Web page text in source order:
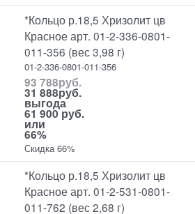
*Кольцо р.18,5 Хризолит цв
Красное арт. 01-2-336-0801-
011-356 (вес 3,98 г)
01-2-336-0801-011-356
93 788руб.
31 888руб.
выгода
61 900 руб.
или
66%
Скидка 66%
*Кольцо р.18,5 Хризолит цв
Красное арт. 01-2-531-0801-
011-762 (вес 2,68 г)